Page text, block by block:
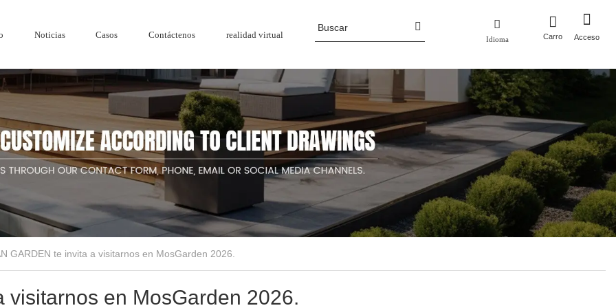
Noticias Casos Contáctenos realidad virtual Idioma Carro Acceso
jardín de diseño de
Perfil de la empresa
Serie de madera y plástico. Reja de metal
Cercado de acero corten
Macetas
Macetas de aluminio
Noticias de la empresa Noticias de la industria
GARDEN te invita a visitarnos en MosGarden 2026.
visitarnos en MosGarden 2026.